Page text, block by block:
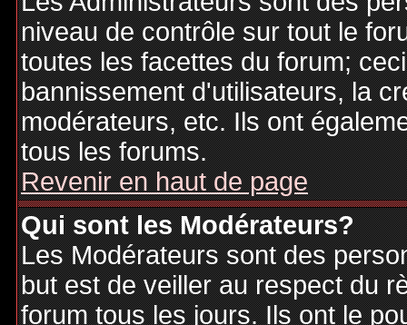
niveau de contrôle sur tout le
toutes les facettes du forum;
bannissement d'utilisateurs, la
modérateurs, etc. Ils ont
tous les forums.
Revenir en haut de page
Qui sont les Modérateurs?
Les Modérateurs sont des
but est de veiller au respect du
forum tous les jours. Ils ont le